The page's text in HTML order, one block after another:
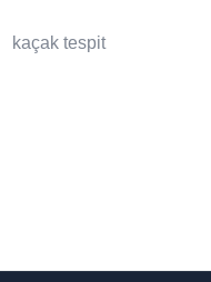
kaçak tespit